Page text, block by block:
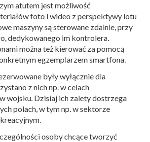
atutem jest możliwość
foto i wideo z perspektywy lotu
maszyny są sterowane zdalnie, przy
dedykowanego im kontrolera.
można też kierować za pomocą
egzemplarzem smartfona.
były wyłącznie dla
z nich np. w celach
wojsku. Dzisiaj ich zalety dostrzega
polach, w tym np. w sektorze
osoby chcące tworzyć